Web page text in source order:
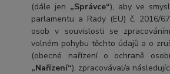
(dále jen „Správce“), aby ve
parlamentu a Rady (EU) č. 2016/
osob v souvislosti se
volném pohybu těchto údajů a o
(obecné nařízení o ochraně
„Nařízení“), zpracovával/a